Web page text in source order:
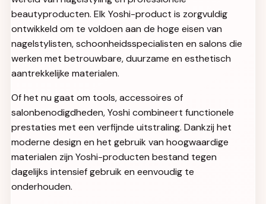
beautyproducten. Elk Yoshi-product is zorgvuldig
ontwikkeld om te voldoen aan de hoge eisen van
nagelstylisten, schoonheidsspecialisten en salons die
werken met betrouwbare, duurzame en esthetisch
aantrekkelijke materialen.
Of het nu gaat om tools, accessoires of
salonbenodigdheden, Yoshi combineert functionele
prestaties met een verfijnde uitstraling. Dankzij het
moderne design en het gebruik van hoogwaardige
materialen zijn Yoshi-producten bestand tegen
dagelijks intensief gebruik en eenvoudig te
onderhouden.